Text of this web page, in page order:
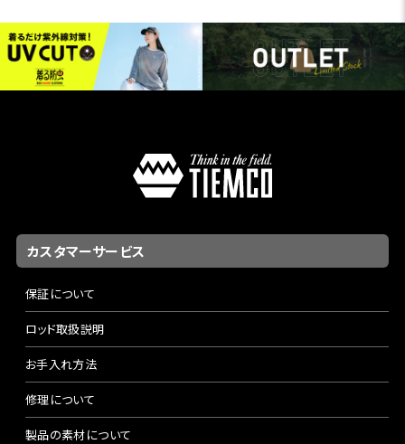
カスタマーサービス
保証について
ロッド取扱説明
お手入れ方法
修理について
製品の素材について